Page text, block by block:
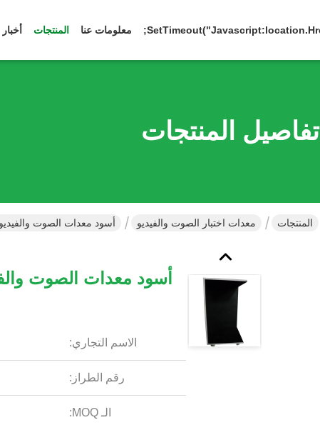
معلومات عنا المنتجات أخبار
تفاصيل المنتجات
المنتجات معدات اختبار الصوت والفيديو أسود معدات الصوت
أسود معدات الصوت
الاسم التجاري:
رقم الطراز:
الـ MOQ: